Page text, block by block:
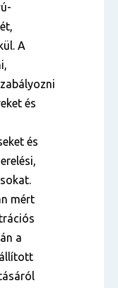
A
és
és
mért
a